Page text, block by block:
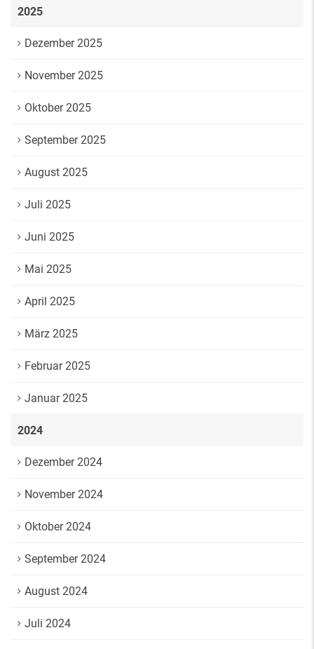
2025
Dezember 2025
November 2025
Oktober 2025
September 2025
August 2025
Juli 2025
Juni 2025
Mai 2025
April 2025
März 2025
Februar 2025
Januar 2025
2024
Dezember 2024
November 2024
Oktober 2024
September 2024
August 2024
Juli 2024